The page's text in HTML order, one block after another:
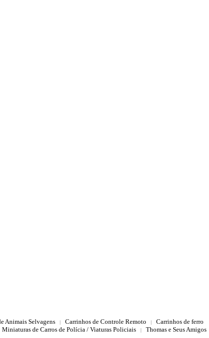
Animais Selvagens | Carrinhos de Controle Remoto |
Carrinhos de ferro
Miniaturas de Carros de Polícia / Viaturas Policiais |
Thomas e Seus Amigos